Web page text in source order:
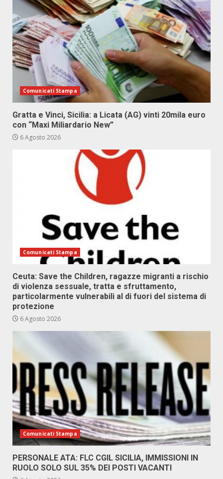
Comunicati Stampa
Gratta e Vinci, Sicilia: a Licata (AG) vinti 20mila euro
con “Maxi Miliardario New”
6 Agosto 2026
Comunicati Stampa
Ceuta: Save the Children, ragazze migranti a rischio
di violenza sessuale, tratta e sfruttamento,
particolarmente vulnerabili al di fuori del sistema di
protezione
6 Agosto 2026
Comunicati Stampa
PERSONALE ATA: FLC CGIL SICILIA, IMMISSIONI IN
RUOLO SOLO SUL 35% DEI POSTI VACANTI